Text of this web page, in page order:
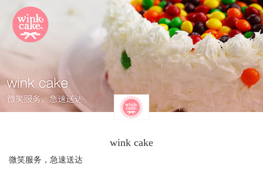
wink cake
微笑服务，急速送达